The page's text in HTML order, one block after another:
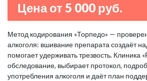
Цена от 5 000 руб.
Метод кодирования «Торпедо» —
алкоголя: вшивание препарата создаёт
помогает удерживать трезвость. Клиника
обследование, выбирает протокол,
употребления алкоголя и даёт план